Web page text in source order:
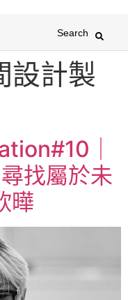
Search
設計製
｜
找屬於未
曄